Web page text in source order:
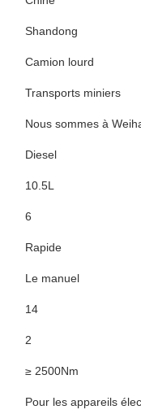
Shandong
Camion lourd
Transports miniers
Nous sommes à
Diesel
10.5L
6
Rapide
Le manuel
14
2
≥ 2500Nm
Pour les appareils